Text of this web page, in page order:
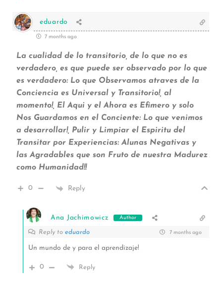
eduardo
7 months ago
La cualidad de lo transitorio, de lo que no es
verdadero, es que puede ser observado por lo que
es verdadero: Lo que Observamos atraves de la
Conciencia es Universal y Transitorio!, al
momento!, El Aqui y el Ahora es Efimero y solo
Nos Guardamos en el Conciente: Lo que venimos
a desarrollar!, Pulir y Limpiar el Espiritu del
Transitar por Experiencias: Alunas Negativas y
las Agradables que son Fruto de nuestra Madurez
como Humanidad!!
0 Reply
Ana Jachimowicz Author
Reply to eduardo 7 months ago
Un mundo de y para el aprendizaje!
0 Reply